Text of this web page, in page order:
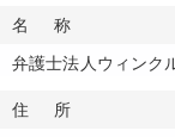
名称
弁護士法人ウィンク
住所